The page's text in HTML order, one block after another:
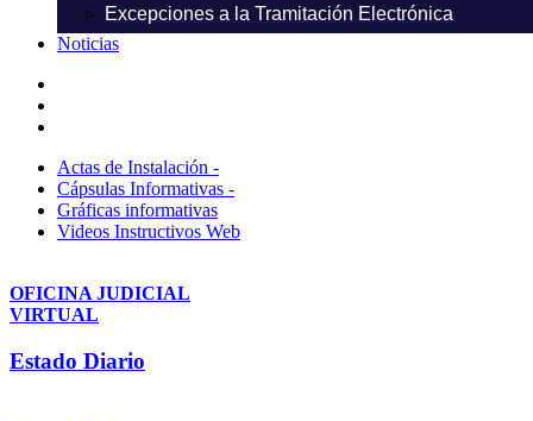
Excepciones a la Tramitación Electrónica
Noticias
Actas de Instalación -
Cápsulas Informativas -
Gráficas informativas
Videos Instructivos Web
OFICINA JUDICIAL
VIRTUAL
Estado Diario